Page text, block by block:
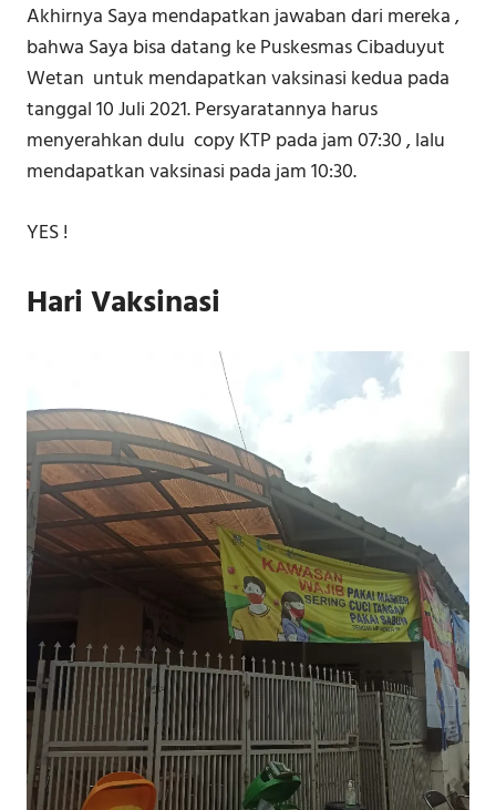
Akhirnya Saya mendapatkan jawaban dari mereka ,
bahwa Saya bisa datang ke Puskesmas Cibaduyut
Wetan untuk mendapatkan vaksinasi kedua pada
tanggal 10 Juli 2021. Persyaratannya harus
menyerahkan dulu copy KTP pada jam 07:30 , lalu
mendapatkan vaksinasi pada jam 10:30.
YES !
Hari Vaksinasi